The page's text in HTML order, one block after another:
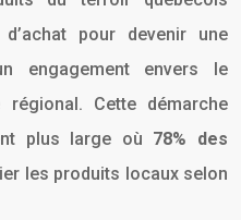
pour devenir une
engagement envers le
régional. Cette démarche
plus large où 78% des
les produits locaux selon